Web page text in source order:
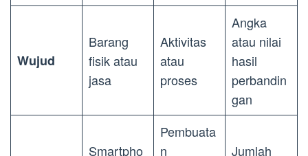
Wujud
Barang
fisik atau
jasa
Aktivitas
atau
proses
Angka
atau nilai
hasil
perbandin
gan
Smartpho
Pembuata
n
Jumlah